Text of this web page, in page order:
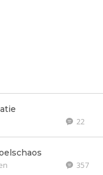
22
357